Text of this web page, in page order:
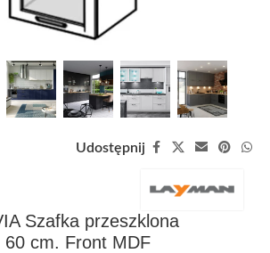
zdjęcie
Udostępnij
Szafka przeszklona
cm. Front MDF